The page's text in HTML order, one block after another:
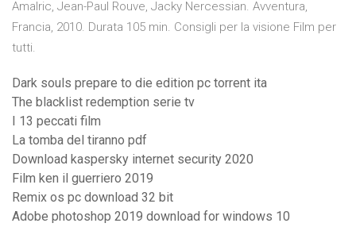
Amalric, Jean-Paul Rouve, Jacky Nercessian. Avventura,
Francia, 2010. Durata 105 min. Consigli per la visione Film per
tutti.
Dark souls prepare to die edition pc torrent ita
The blacklist redemption serie tv
I 13 peccati film
La tomba del tiranno pdf
Download kaspersky internet security 2020
Film ken il guerriero 2019
Remix os pc download 32 bit
Adobe photoshop 2019 download for windows 10